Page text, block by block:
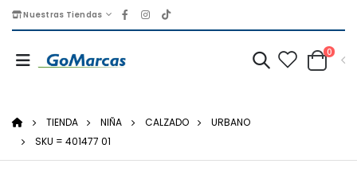
Nuestras Tiendas
0
TIENDA NIÑA CALZADO
URBANO
SKU = 401477 01